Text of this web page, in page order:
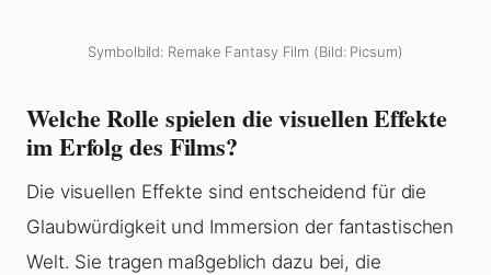
Symbolbild: Remake Fantasy Film (Bild: Picsum)
Welche Rolle spielen die visuellen Effekte
im Erfolg des Films?
Die visuellen Effekte sind entscheidend für die
Glaubwürdigkeit und Immersion der fantastischen
Welt. Sie tragen maßgeblich dazu bei, die